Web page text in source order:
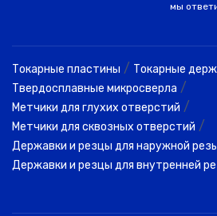
мы
Токарные пластины / Токарные
Твердосплавные микросверла /
Метчики для глухих отверстий /
Метчики для сквозных отверстий /
Державки и резцы для наружной
Державки и резцы для внутренней